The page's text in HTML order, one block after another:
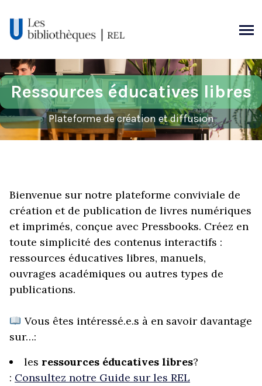
contenu
Ressources éducatives libres
Plateforme de création et diffusion
Bienvenue sur notre plateforme conviviale de
création et de publication de livres numériques
et imprimés, conçue avec Pressbooks. Créez en
toute simplicité des contenus interactifs :
ressources éducatives libres, manuels,
ouvrages académiques ou autres types de
publications.
Vous êtes intéressé.e.s à en savoir davantage
sur…:
les ressources éducatives libres?
: Consultez notre Guide sur les REL